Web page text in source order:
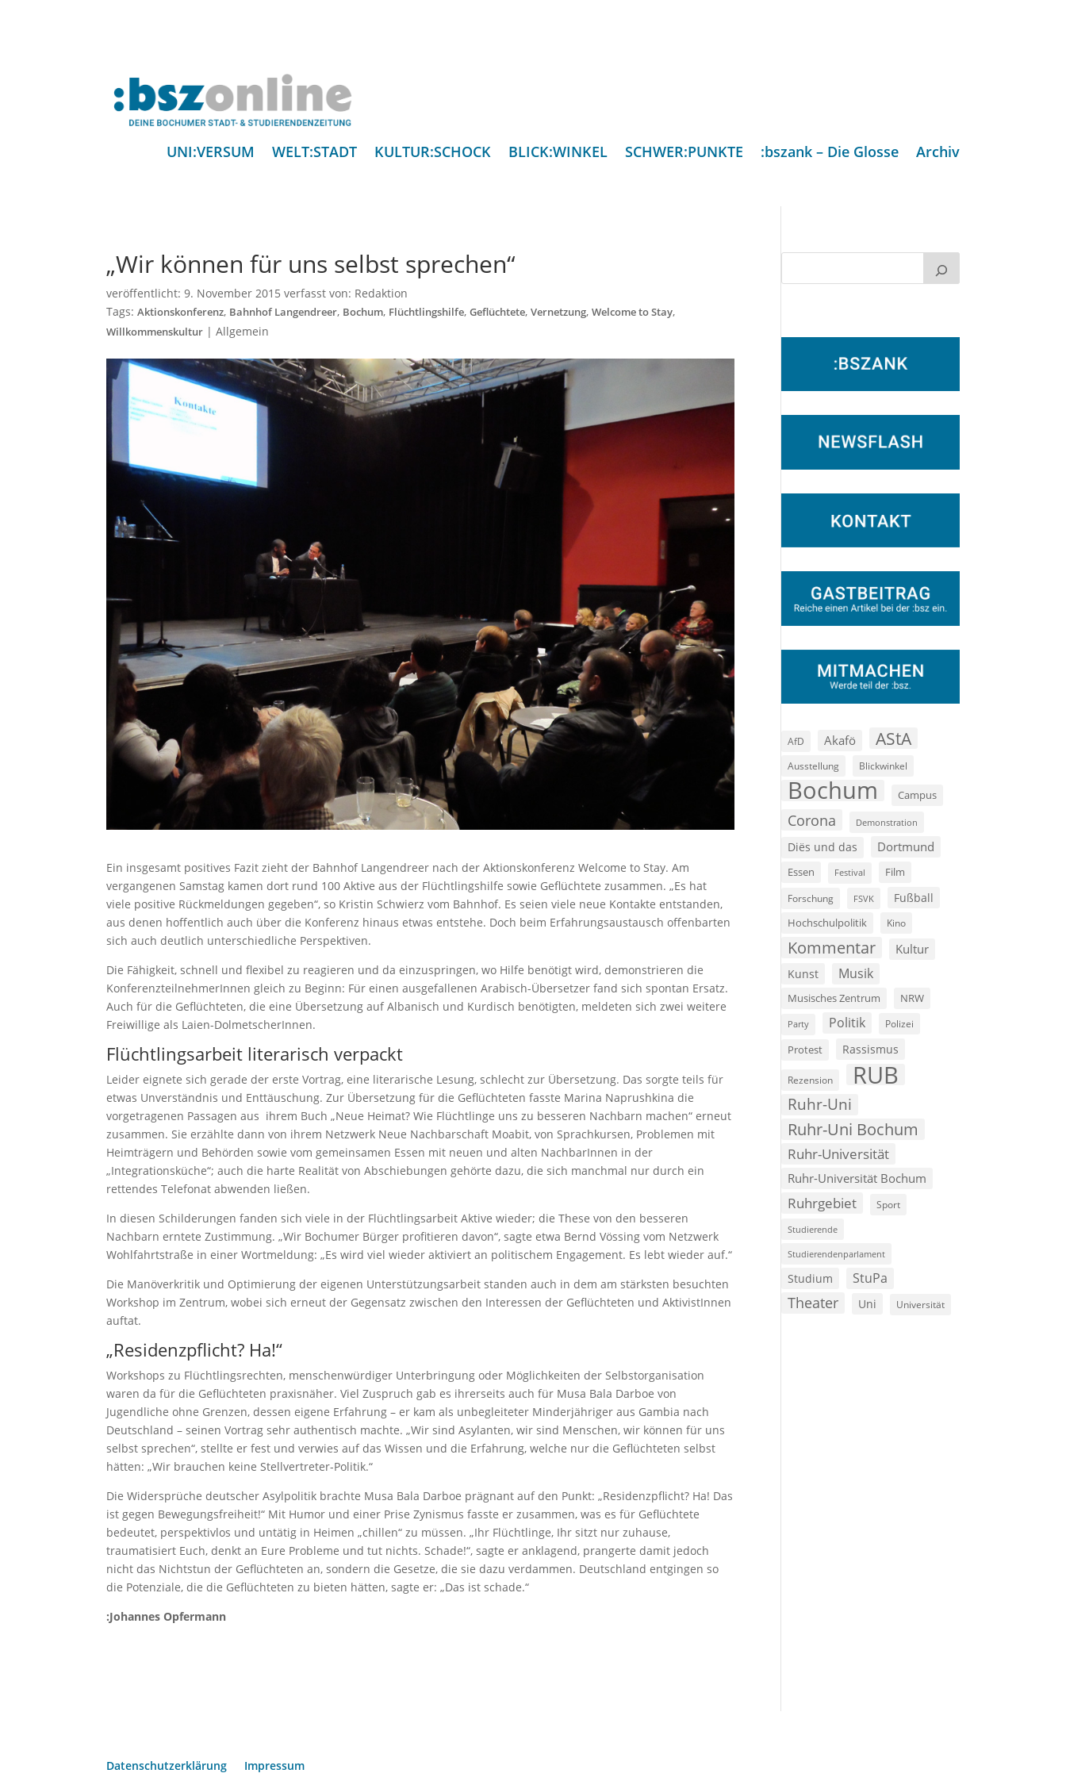
UNI:VERSUM WELT:STADT KULTUR:SCHOCK BLICK:WINKEL SCHWER:PUNKTE :bszank – Die Glosse Archiv
„Wir können für uns selbst sprechen“
veröffentlicht:9. November 2015 verfasst von: Redaktion
Tags:Aktionskonferenz, Bahnhof Langendreer, Bochum, Flüchtlingshilfe,Geflüchtete,Vernetzung,Welcome to Stay,
Willkommenskultur |Allgemein
Ein insgesamt positives Fazit zieht der Bahnhof Langendreer nach der Aktionskonferenz Welcome to Stay. Am
vergangenen Samstag kamen dort rund 100 Aktive aus der Flüchtlingshilfe sowie Geflüchtete zusammen. „Es hat
viele positive Rückmeldungen gegeben“, so Kristin Schwierz vom Bahnhof. Es seien viele neue Kontakte entstanden,
aus denen hoffentlich auch über die Konferenz hinaus etwas entstehe. Doch beim Erfahrungsaustausch offenbarten
sich auch deutlich unterschiedliche Perspektiven.
Die Fähigkeit, schnell und flexibel zu reagieren und da einzuspringen, wo Hilfe benötigt wird, demonstrieren die
KonferenzteilnehmerInnen gleich zu Beginn: Für einen ausgefallenen Arabisch-Übersetzer fand sich spontan Ersatz.
Auch für die Geflüchteten, die eine Übersetzung auf Albanisch und Kurdisch benötigten, meldeten sich zwei weitere
Freiwillige als Laien-DolmetscherInnen.
Flüchtlingsarbeit literarisch verpackt
Leider eignete sich gerade der erste Vortrag, eine literarische Lesung, schlecht zur Übersetzung. Das sorgte teils für
etwas Unverständnis und Enttäuschung. Zur Übersetzung für die Geflüchteten fasste Marina Naprushkina die
vorgetragenen Passagen aus ihrem Buch „Neue Heimat? Wie Flüchtlinge uns zu besseren Nachbarn machen“ erneut
zusammen. Sie erzählte dann von ihrem Netzwerk Neue Nachbarschaft Moabit, von Sprachkursen, Problemen mit
Heimträgern und Behörden sowie vom gemeinsamen Essen mit neuen und alten NachbarInnen in der
„Integrationsküche“; auch die harte Realität von Abschiebungen gehörte dazu, die sich manchmal nur durch ein
rettendes Telefonat abwenden ließen.
In diesen Schilderungen fanden sich viele in der Flüchtlingsarbeit Aktive wieder; die These von den besseren
Nachbarn erntete Zustimmung. „Wir Bochumer Bürger profitieren davon“, sagte etwa Bernd Vössing vom Netzwerk
Wohlfahrtstraße in einer Wortmeldung: „Es wird viel wieder aktiviert an politischem Engagement. Es lebt wieder auf.“
Die Manöverkritik und Optimierung der eigenen Unterstützungsarbeit standen auch in dem am stärksten besuchten
Workshop im Zentrum, wobei sich erneut der Gegensatz zwischen den Interessen der Geflüchteten und AktivistInnen
auftat.
„Residenzpflicht? Ha!“
Workshops zu Flüchtlingsrechten, menschenwürdiger Unterbringung oder Möglichkeiten der Selbstorganisation
waren da für die Geflüchteten praxisnäher. Viel Zuspruch gab es ihrerseits auch für Musa Bala Darboe von
Jugendliche ohne Grenzen, dessen eigene Erfahrung – er kam als unbegleiteter Minderjähriger aus Gambia nach
Deutschland – seinen Vortrag sehr authentisch machte. „Wir sind Asylanten, wir sind Menschen, wir können für uns
selbst sprechen“, stellte er fest und verwies auf das Wissen und die Erfahrung, welche nur die Geflüchteten selbst
hätten: „Wir brauchen keine Stellvertreter-Politik.“
Die Widersprüche deutscher Asylpolitik brachte Musa Bala Darboe prägnant auf den Punkt: „Residenzpflicht? Ha! Das
ist gegen Bewegungsfreiheit!“ Mit Humor und einer Prise Zynismus fasste er zusammen, was es für Geflüchtete
bedeutet, perspektivlos und untätig in Heimen „chillen“ zu müssen. „Ihr Flüchtlinge, Ihr sitzt nur zuhause,
traumatisiert Euch, denkt an Eure Probleme und tut nichts. Schade!“, sagte er anklagend, prangerte damit jedoch
nicht das Nichtstun der Geflüchteten an, sondern die Gesetze, die sie dazu verdammen. Deutschland entgingen so
die Potenziale, die die Geflüchteten zu bieten hätten, sagte er: „Das ist schade.“
:Johannes Opfermann
AfD Akafö AStA
Ausstellung Blickwinkel
Bochum Campus
Corona Demonstration
Diës und das Dortmund
Essen Festival Film
Forschung FSVK Fußball
Hochschulpolitik Kino
Kommentar Kultur
Kunst Musik
Musisches Zentrum NRW
Party Politik Polizei
Protest Rassismus
Rezension RUB
Ruhr-Uni
Ruhr-Uni Bochum
Ruhr-Universität
Ruhr-Universität Bochum
Ruhrgebiet Sport
Studierende
Studierendenparlament
Studium StuPa
Theater Uni Universität
Datenschutzerklärung Impressum